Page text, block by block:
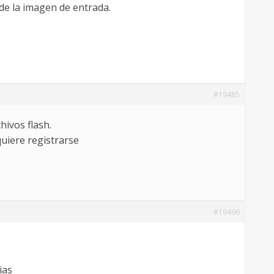
la imagen de entrada.
#19485
flash.
registrarse
#19496